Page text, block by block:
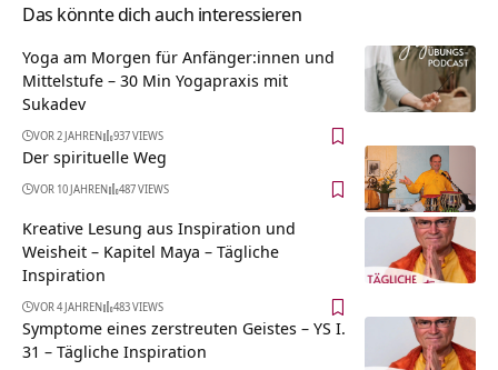
Das könnte dich auch interessieren
Yoga am Morgen für Anfänger:innen und
Mittelstufe – 30 Min Yogapraxis mit
Sukadev
VOR 2 JAHREN 937 VIEWS
Der spirituelle Weg
VOR 10 JAHREN 487 VIEWS
Kreative Lesung aus Inspiration und
Weisheit – Kapitel Maya – Tägliche
Inspiration
VOR 4 JAHREN 483 VIEWS
Symptome eines zerstreuten Geistes – YS I.
31 – Tägliche Inspiration